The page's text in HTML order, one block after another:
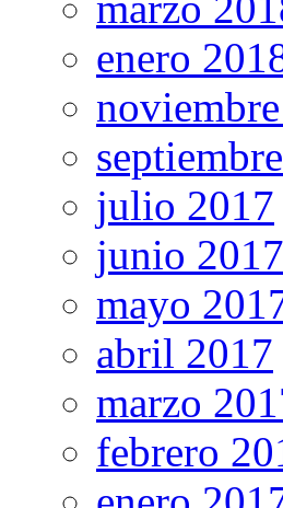
enero
julio 2017
junio 2017
mayo
abril 2017
marzo
febrero